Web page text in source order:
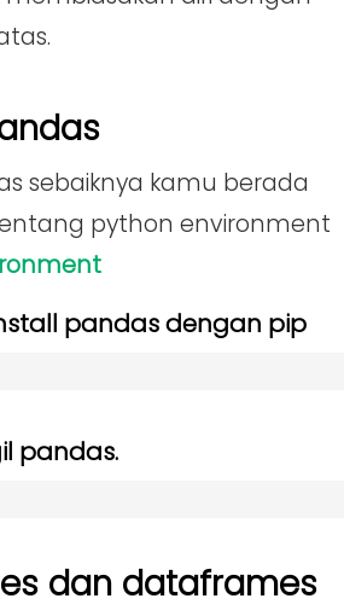
sebaiknya kamu berada
python environment
pandas dengan pip
pandas.
dan dataframes